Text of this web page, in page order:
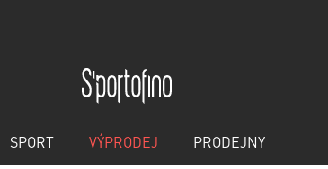
SPORT VÝPRODEJ PRODEJNY